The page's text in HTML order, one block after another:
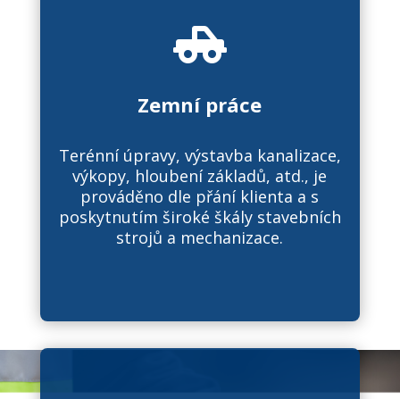

Zemní práce
Terénní úpravy, výstavba kanalizace,
výkopy, hloubení základů, atd., je
prováděno dle přání klienta a s
poskytnutím široké škály stavebních
strojů a mechanizace.